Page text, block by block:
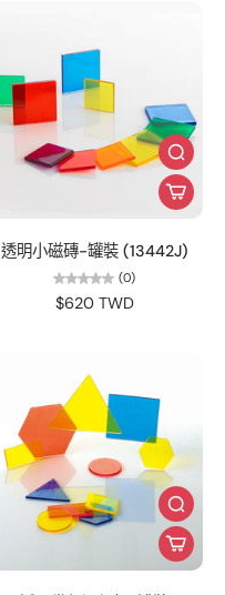
透明小磁磚-罐裝 (13442J)
(0)
$620 TWD